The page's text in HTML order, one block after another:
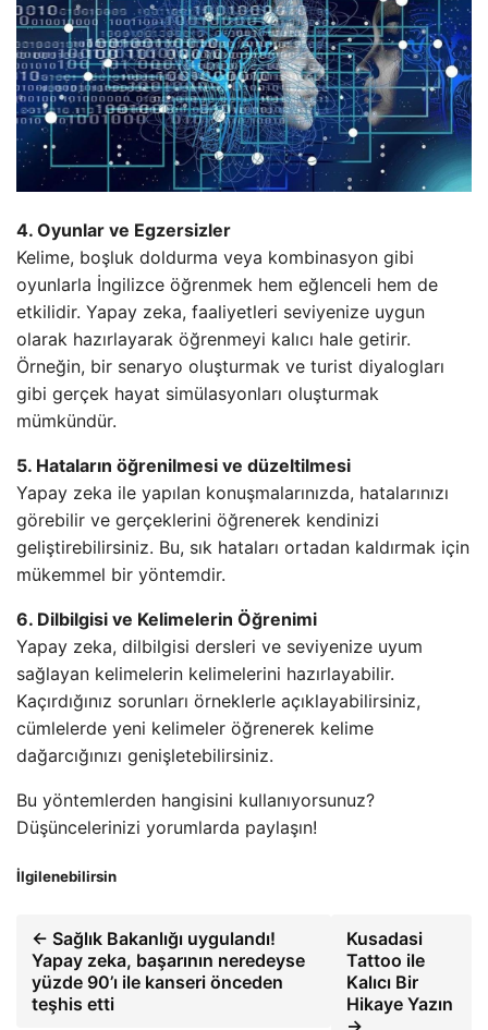
4. Oyunlar ve Egzersizler
Kelime, boşluk doldurma veya kombinasyon gibi
oyunlarla İngilizce öğrenmek hem eğlenceli hem de
etkilidir. Yapay zeka, faaliyetleri seviyenize uygun
olarak hazırlayarak öğrenmeyi kalıcı hale getirir.
Örneğin, bir senaryo oluşturmak ve turist diyalogları
gibi gerçek hayat simülasyonları oluşturmak
mümkündür.
5. Hataların öğrenilmesi ve düzeltilmesi
Yapay zeka ile yapılan konuşmalarınızda, hatalarınızı
görebilir ve gerçeklerini öğrenerek kendinizi
geliştirebilirsiniz. Bu, sık hataları ortadan kaldırmak için
mükemmel bir yöntemdir.
6. Dilbilgisi ve Kelimelerin Öğrenimi
Yapay zeka, dilbilgisi dersleri ve seviyenize uyum
sağlayan kelimelerin kelimelerini hazırlayabilir.
Kaçırdığınız sorunları örneklerle açıklayabilirsiniz,
cümlelerde yeni kelimeler öğrenerek kelime
dağarcığınızı genişletebilirsiniz.
Bu yöntemlerden hangisini kullanıyorsunuz?
Düşüncelerinizi yorumlarda paylaşın!
İlgilenebilirsin
← Sağlık Bakanlığı uygulandı!
Yapay zeka, başarının neredeyse
yüzde 90’ı ile kanseri önceden
teşhis etti
Kusadasi
Tattoo ile
Kalıcı Bir
Hikaye Yazın